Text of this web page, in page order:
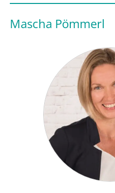
Mascha Pömmerl